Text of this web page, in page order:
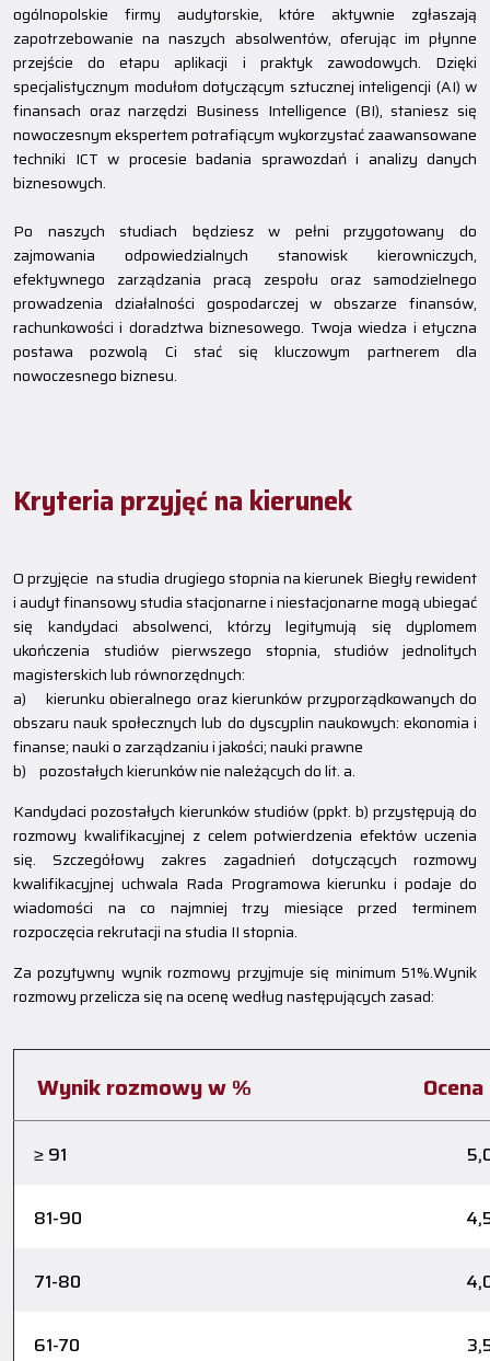
ogólnopolskie firmy audytorskie, które aktywnie zgłaszają
zapotrzebowanie na naszych absolwentów, oferując im płynne
przejście do etapu aplikacji i praktyk zawodowych. Dzięki
specjalistycznym modułom dotyczącym sztucznej inteligencji (AI) w
finansach oraz narzędzi Business Intelligence (BI), staniesz się
nowoczesnym ekspertem potrafiącym wykorzystać zaawansowane
techniki ICT w procesie badania sprawozdań i analizy danych
biznesowych.
Po naszych studiach będziesz w pełni przygotowany do
zajmowania odpowiedzialnych stanowisk kierowniczych,
efektywnego zarządzania pracą zespołu oraz samodzielnego
prowadzenia działalności gospodarczej w obszarze finansów,
rachunkowości i doradztwa biznesowego. Twoja wiedza i etyczna
postawa pozwolą Ci stać się kluczowym partnerem dla
nowoczesnego biznesu.
Kryteria przyjęć na kierunek
O przyjęcie na studia drugiego stopnia na kierunek Biegły rewident
i audyt finansowy studia stacjonarne i niestacjonarne mogą ubiegać
się kandydaci absolwenci, którzy legitymują się dyplomem
ukończenia studiów pierwszego stopnia, studiów jednolitych
magisterskich lub równorzędnych:
a) kierunku obieralnego oraz kierunków przyporządkowanych do
obszaru nauk społecznych lub do dyscyplin naukowych: ekonomia i
finanse; nauki o zarządzaniu i jakości; nauki prawne
b) pozostałych kierunków nie należących do lit. a.
Kandydaci pozostałych kierunków studiów (ppkt. b) przystępują do
rozmowy kwalifikacyjnej z celem potwierdzenia efektów uczenia
się. Szczegółowy zakres zagadnień dotyczących rozmowy
kwalifikacyjnej uchwala Rada Programowa kierunku i podaje do
wiadomości na co najmniej trzy miesiące przed terminem
rozpoczęcia rekrutacji na studia II stopnia.
Za pozytywny wynik rozmowy przyjmuje się minimum 51%.Wynik
rozmowy przelicza się na ocenę według następujących zasad:
Wynik rozmowy w % Ocena
≥ 91
81-90
71-80
61-70